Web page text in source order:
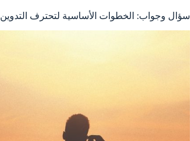
سؤال وجواب: الخطوات الأساسية لتحترف التدوين